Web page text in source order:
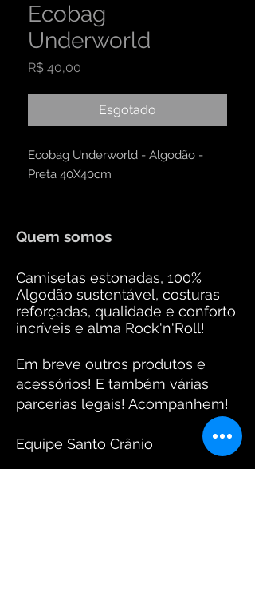
Ecobag
Underworld
R$ 40,00
Esgotado
Ecobag Underworld - Algodão -
Preta 40X40cm
Quem somos
Camisetas estonadas, 100%
Algodão sustentável, costuras
reforçadas, qualidade e conforto
incríveis e alma Rock'n'Roll!
Em breve outros produtos e
acessórios! E também várias
parcerias legais! Acompanhem!
Equipe Santo Crânio